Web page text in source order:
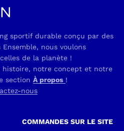
sportif durable conçu par des
nous voulons
de la planète !
notre concept et notre
section À propos !
nous
COMMANDES SUR LE SITE